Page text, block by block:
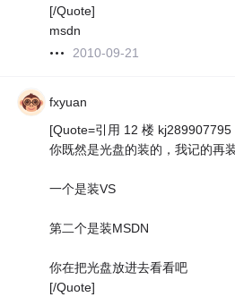
[/Quote]
msdn
2010-09-21
fxyuan
[Quote=引用 12 楼 kj289907795
你既然是光盘的装的，我记的再
一个是装VS
第二个是装MSDN
你在把光盘放进去看看吧
[/Quote]